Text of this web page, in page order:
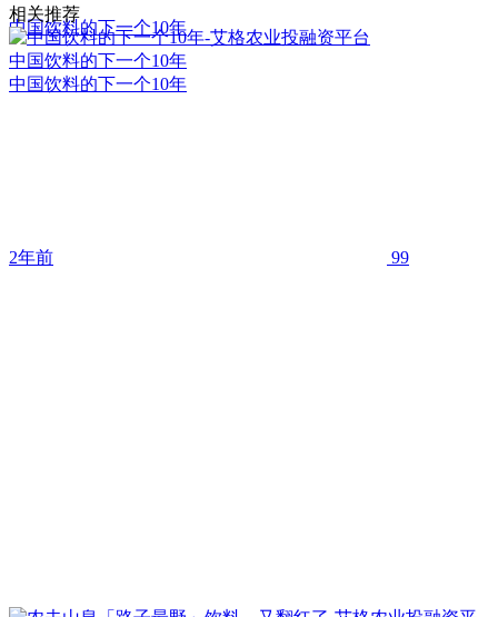
中国饮料的下一个10年
相关推荐
中国饮料的下一个10年
中国饮料的下一个10年
2年前 99